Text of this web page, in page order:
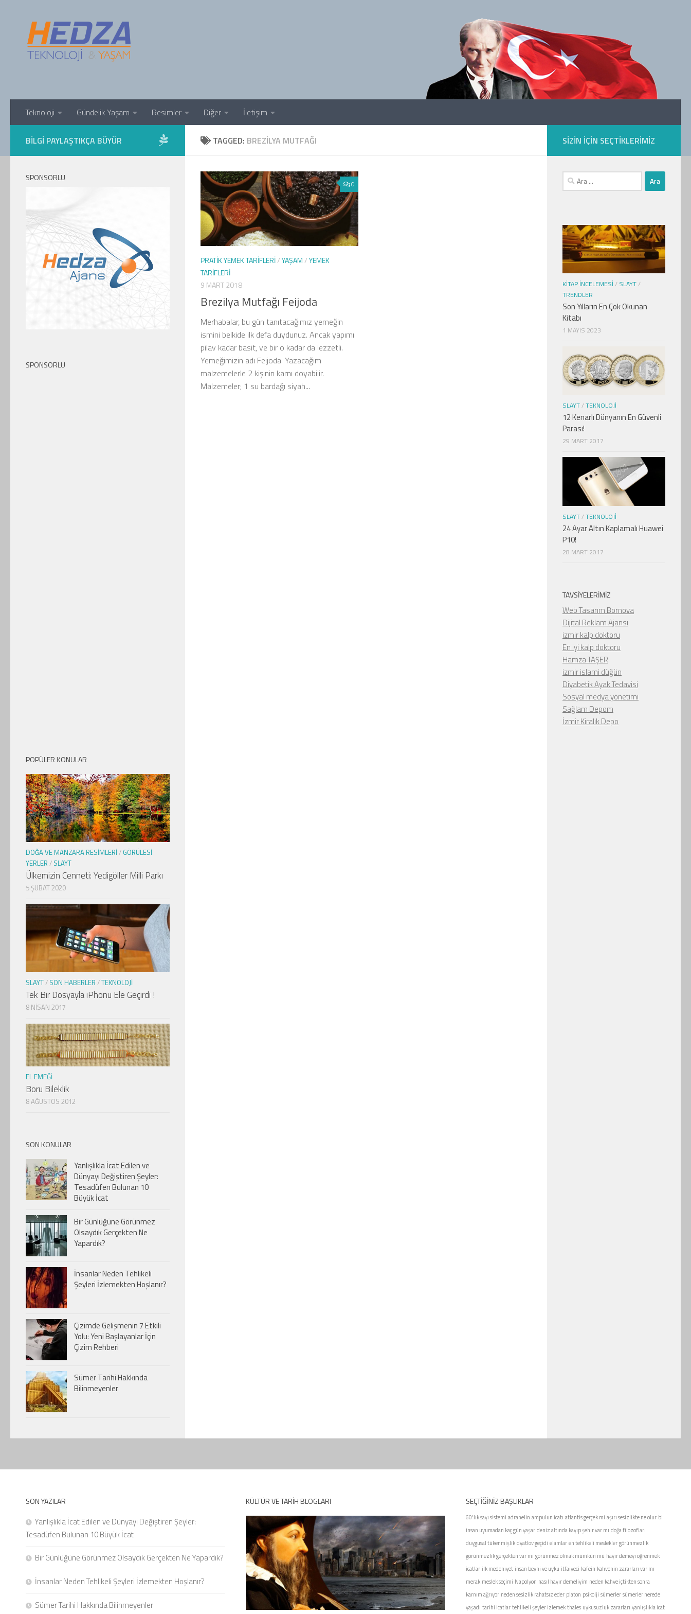
Teknoloji Gündelik Yaşam Resimler Diğer İletişim
TAGGED: BREZILYA MUTFAĞI
0
PRATIK YEMEK TARIFLERI/YAŞAM/YEMEK
TARIFLERI
9 MART 2018
Brezilya Mutfağı Feijoda
Merhabalar, bu gün tanıtacağımız yemeğin
ismini belkide ilk defa duydunuz. Ancak yapımı
pilav kadar basit, ve bir o kadar da lezzetli.
Yemeğimizin adı Feijoda. Yazacağım
malzemelerle 2 kişinin karnı doyabilir.
Malzemeler; 1 su bardağı siyah...
BILGI PAYLAŞTIKÇA BÜYÜR
SPONSORLU
SPONSORLU
POPÜLER KONULAR
DOĞA VE MANZARA RESIMLERI/ GÖRÜLESI
YERLER / SLAYT
Ülkemizin Cenneti: Yedigöller Milli Parkı
5 ŞUBAT 2020
SLAYT/ SON HABERLER /TEKNOLOJI
Tek Bir Dosyayla iPhonu Ele Geçirdi !
8 NISAN 2017
EL EMEĞI
Boru Bileklik
8 AĞUSTOS 2012
SON KONULAR
Yanlışlıkla İcat Edilen ve
Dünyayı Değiştiren Şeyler:
Tesadüfen Bulunan 10
Büyük İcat
Bir Günlüğüne Görünmez
Olsaydık Gerçekten Ne
Yapardık?
İnsanlar Neden Tehlikeli
Şeyleri İzlemekten Hoşlanır?
Çizimde Gelişmenin 7 Etkili
Yolu: Yeni Başlayanlar İçin
Çizim Rehberi
Sümer Tarihi Hakkında
Bilinmeyenler
SIZIN IÇIN SEÇTIKLERIMIZ
Arama:
KITAP İNCELEMESI / SLAYT/
TRENDLER
Son Yılların En Çok Okunan
Kitabı
1 MAYIS 2023
SLAYT/TEKNOLOJI
12 Kenarlı Dünyanın En Güvenli
Parası!
29 MART 2017
SLAYT/TEKNOLOJI
24 Ayar Altın Kaplamalı Huawei
P10!
28 MART 2017
TAVSIYELERIMIZ
Web Tasarım Bornova
Dijital Reklam Ajansı
izmir kalp doktoru
En iyi kalp doktoru
Hamza TAŞER
izmir islami düğün
Diyabetik Ayak Tedavisi
Sosyal medya yönetimi
Sağlam Depom
İzmir Kiralık Depo
SON YAZILAR
Yanlışlıkla İcat Edilen ve Dünyayı Değiştiren Şeyler:
Tesadüfen Bulunan 10 Büyük İcat
Bir Günlüğüne Görünmez Olsaydık Gerçekten Ne Yapardık?
İnsanlar Neden Tehlikeli Şeyleri İzlemekten Hoşlanır?
Sümer Tarihi Hakkında Bilinmeyenler
KÜLTÜR VE TARIH BLOGLARI SEÇTIĞINIZ BAŞLIKLAR
60'lık sayı sistemi adranelin ampulun icatı atlantis gerçek mi aşırı sesizlikte ne olur bi
insan uyumadan kaç gün yaşardeniz altında kayıp şehir var mı doğa filozofları
duygusal tükenmişlikdyatlov geçidi elamlaren tehlikeli mesleklergörünmezlik
görünmezlik gerçekten var mı görünmez olmak mümkün mü hayır demeyi öğrenmek
icatlar ilk medenıyet insan beyni ve uyku itfaiyeci kafein kahvenin zararları var mı
merak meslek seçimi Napolyon nasıl hayır demeliyim neden kahve içtikten sonra
karnım ağrıyor neden sesizlik rahatsız eder platon psikolji sümerlersümerler nerede
yaşadı tarihi icatlartehlikeli şeyler izlemekthales uykusuzluk zararları yanlışlıkla icat